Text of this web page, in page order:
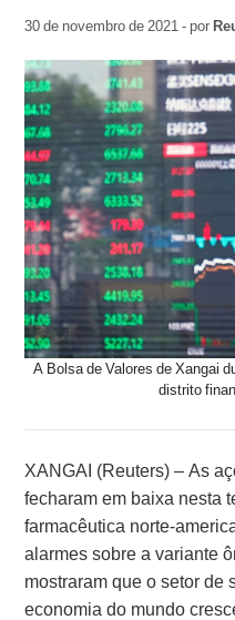
30 de novembro de 2021 - por
A Bolsa de Valores de Xangai
distrito
XANGAI (Reuters) – As
fecharam em baixa nesta
farmacêutica norte-
alarmes sobre a variante
mostraram que o setor de
economia do mundo